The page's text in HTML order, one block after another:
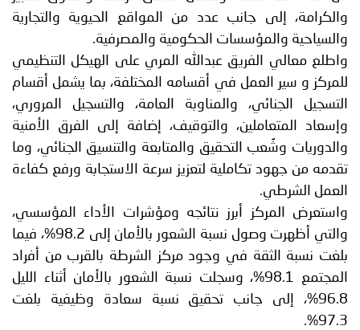
والكرامة، إلى جانب عدد من المواقع الحيوية والتجارية
والسياحية والمؤسسات الحكومية والمصرفية.
واطلع معالي الفريق عبدالله المري على الهيكل التنظيمي
للمركز و سير العمل في أقسامه المختلفة، بما يشمل أقسام
التسجيل الجنائي، والمناوبة العامة، والتسجيل المروري،
وإسعاد المتعاملين، والتوقيف، إضافة إلى الفرق الأمنية
والدوريات وشُعب التحقيق والمتابعة والتنسيق الجنائي، وما
تقدمه من جهود تكاملية لتعزيز سرعة الاستجابة ورفع كفاءة
العمل الشرطي.
واستعرض المركز أبرز نتائجه ومؤشرات الأداء المؤسسي،
والتي أظهرت وصول نسبة الشعور بالأمان إلى 98.2%، فيما
بلغت نسبة الثقة في وجود مركز الشرطة بالقرب من أفراد
المجتمع 98.1%، وسجلت نسبة الشعور بالأمان أثناء الليل
96.8%، إلى جانب تحقيق نسبة سعادة وظيفية بلغت
97.3%.